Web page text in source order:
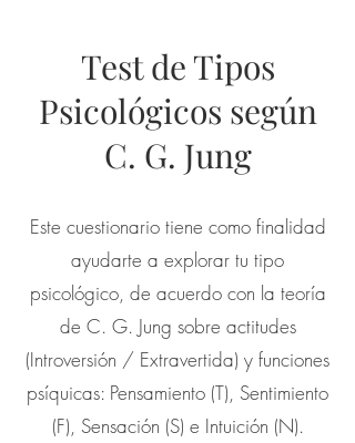
Test de Tipos
Psicológicos según
C. G. Jung
Este cuestionario tiene como finalidad
ayudarte a explorar tu tipo
psicológico, de acuerdo con la teoría
de C. G. Jung sobre actitudes
(Introversión / Extravertida) y funciones
psíquicas: Pensamiento (T), Sentimiento
(F), Sensación (S) e Intuición (N).